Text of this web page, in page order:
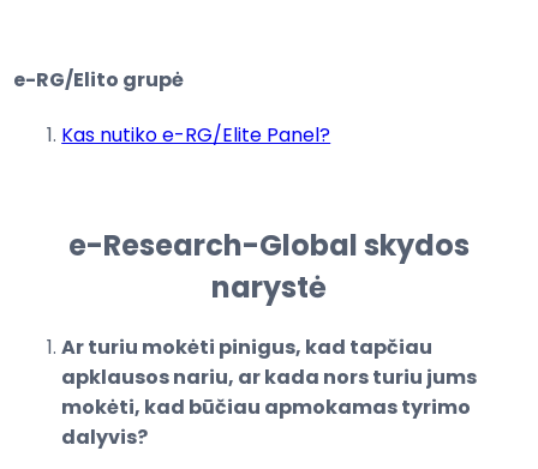
e-RG/Elito grupė
Kas nutiko e-RG/Elite Panel?
e-Research-Global skydos
narystė
Ar turiu mokėti pinigus, kad tapčiau
apklausos nariu, ar kada nors turiu jums
mokėti, kad būčiau apmokamas tyrimo
dalyvis?